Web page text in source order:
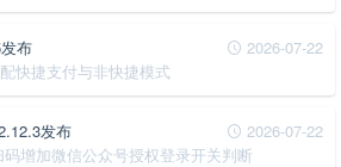
2026-07-22
布
快捷支付与非快捷模式
2026-07-22
发布
增加微信公众号授权登录开关判断